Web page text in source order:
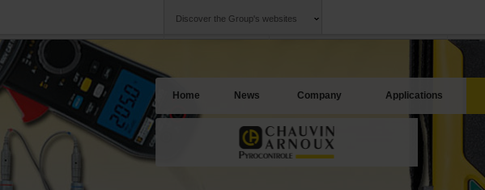
Discover the Group's websites
Our
Home News Company Applications